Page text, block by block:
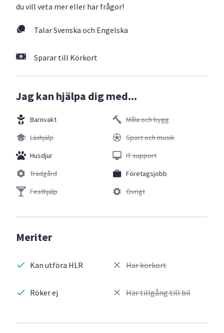
du vill veta mer eller har frågor!
Talar Svenska och Engelska
Sparar till Körkort
Jag kan hjälpa dig med...
Barnvakt
Läxhjälp
Husdjur
Trädgård
Festhjälp
Måla och bygg
Sport och musik
IT support
Företagsjobb
Övrigt
Meriter
Kan utföra HLR
Röker ej
Har körkort
Har tillgång till bil